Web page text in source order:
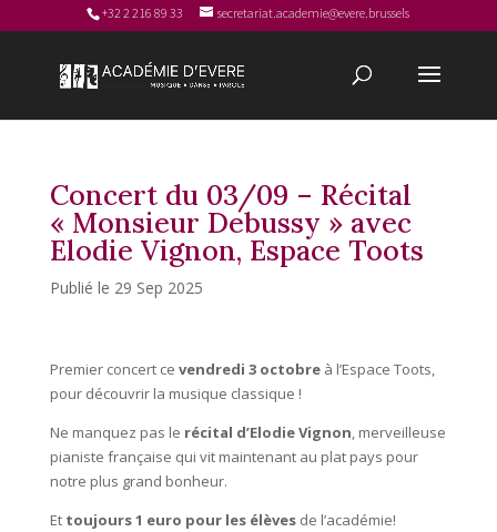
+32 2 216 89 33 secretariat.academie@evere.brussels
Concert du 03/09 – Récital
« Monsieur Debussy » avec
Elodie Vignon, Espace Toots
29 Sep 2025
Premier concert ce vendredi 3 octobreà l’Espace Toots,
pour découvrir la musique classique !
Ne manquez pas le récital d’Elodie Vignon, merveilleuse
pianiste française qui vit maintenant au plat pays pour
notre plus grand bonheur.
Et toujours 1 euro pour les élèvesde l’académie!